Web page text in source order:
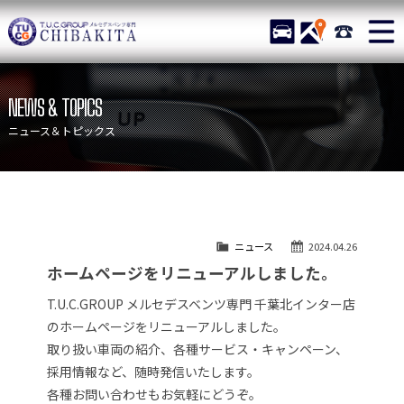
TUCグループ メルセデスベ
STOCK ACCESS 043-
ニュース
在庫リスト
目玉車両一覧
保証＆サービス
アクセスマップ
自動車保険
納車blog
スタッフblog
会社概要
NEWS & TOPICS
ニュース＆トピックス
2024.04.26
ニュース
ホームページをリニューアルしました。
T.U.C.GROUP メルセデスベンツ専門 千葉北インター店
のホームページをリニューアルしました。
取り扱い車両の紹介、各種サービス・キャンペーン、
採用情報など、随時発信いたします。
各種お問い合わせもお気軽にどうぞ。